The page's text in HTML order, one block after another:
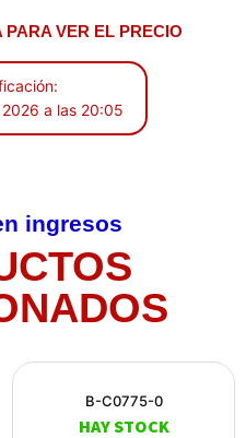
VER EL PRECIO
a las 20:05
ingresos
B-C0775-0
HAY STOCK